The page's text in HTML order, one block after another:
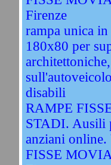
Firenze
rampa unica
180x80 per
disabili
RAMPE
STADI. Ausili
anziani
FISSE